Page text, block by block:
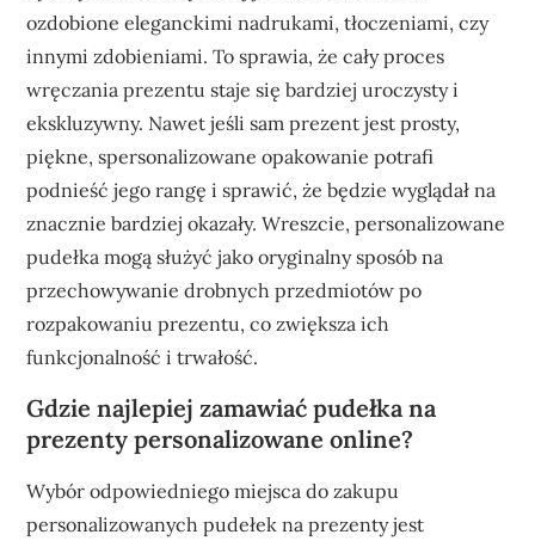
ozdobione eleganckimi nadrukami, tłoczeniami, czy
innymi zdobieniami. To sprawia, że cały proces
wręczania prezentu staje się bardziej uroczysty i
ekskluzywny. Nawet jeśli sam prezent jest prosty,
piękne, spersonalizowane opakowanie potrafi
podnieść jego rangę i sprawić, że będzie wyglądał na
znacznie bardziej okazały. Wreszcie, personalizowane
pudełka mogą służyć jako oryginalny sposób na
przechowywanie drobnych przedmiotów po
rozpakowaniu prezentu, co zwiększa ich
funkcjonalność i trwałość.
Gdzie najlepiej zamawiać pudełka na
prezenty personalizowane online?
Wybór odpowiedniego miejsca do zakupu
personalizowanych pudełek na prezenty jest